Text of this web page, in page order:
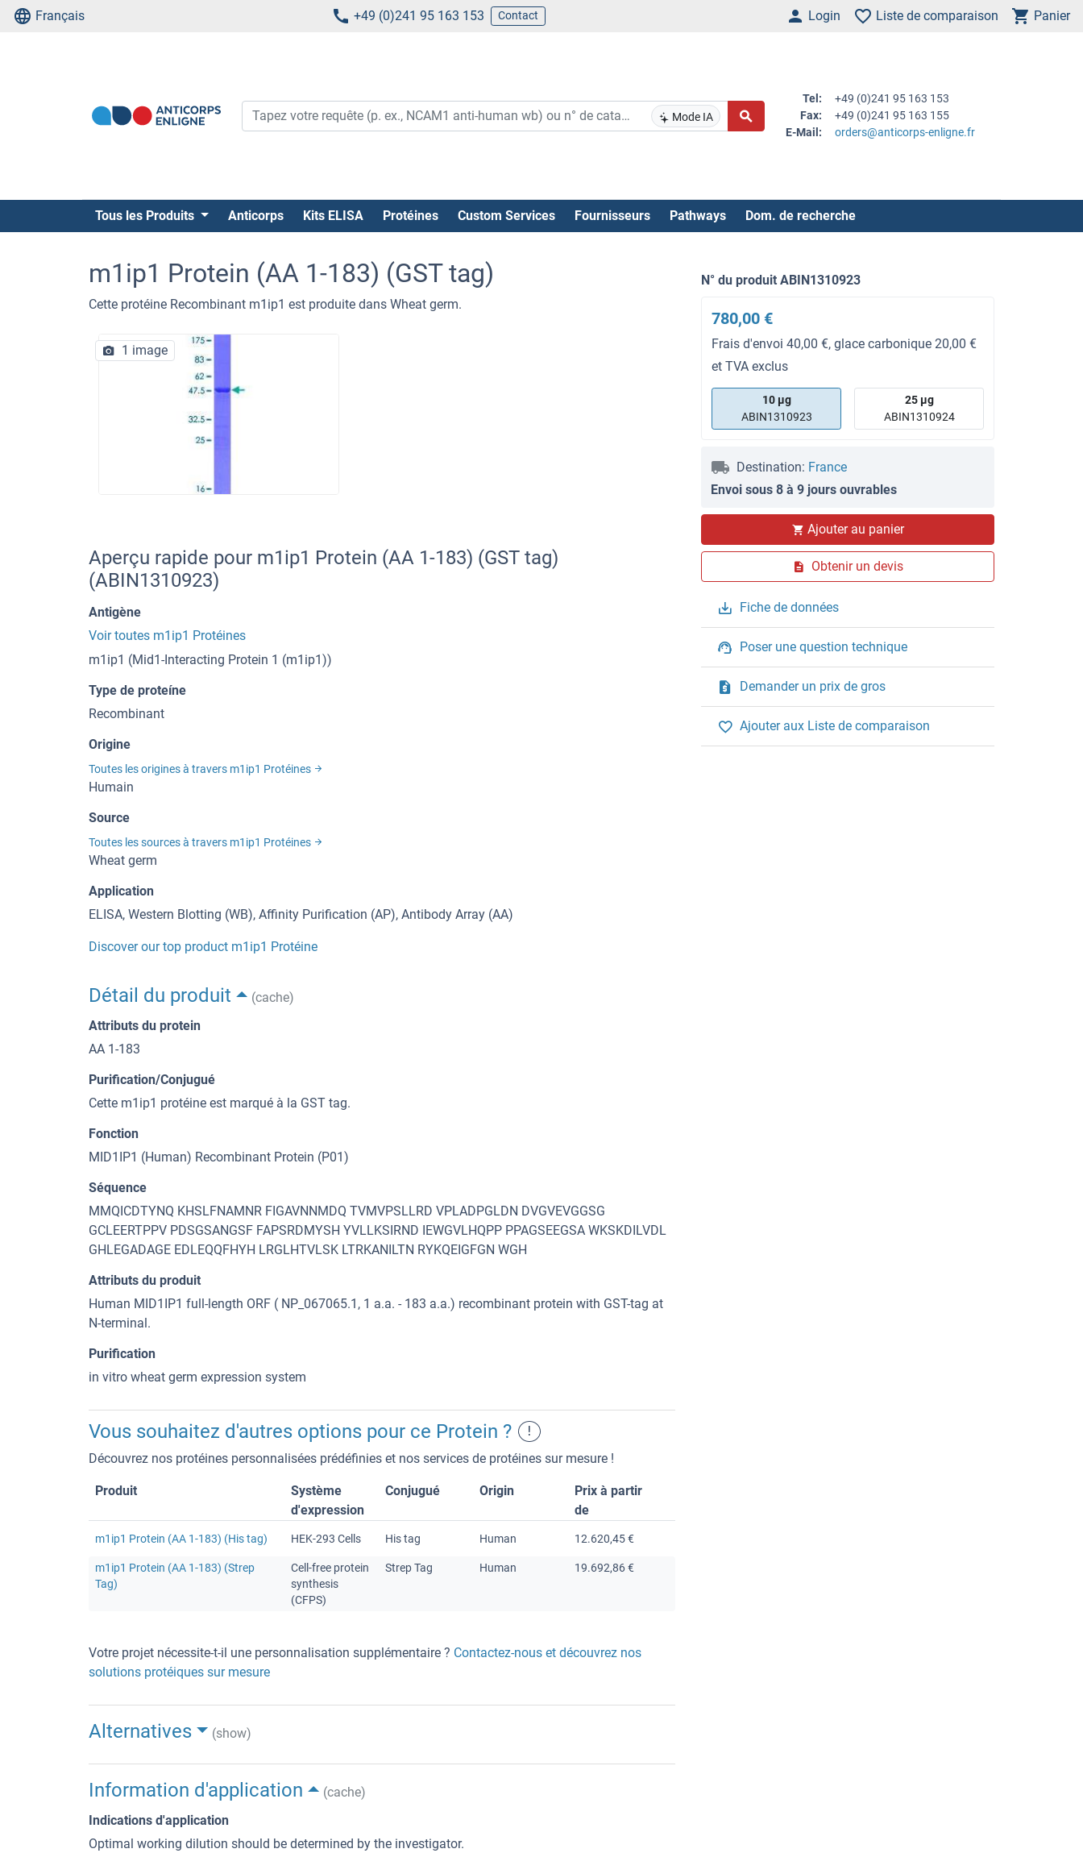
Français +49 (0)241 95 163 153 Contact Login Liste de comparaison Panier
Mode IA
Tel:
+49 (0)241 95 163 153
Fax:
+49 (0)241 95 163 155
E-Mail:
orders@anticorps-enligne.fr
Tous les Produits Anticorps Kits ELISA Protéines Custom Services Fournisseurs Pathways Dom. de recherche
m1ip1 Protein (AA 1-183) (GST tag)
Cette protéine Recombinant m1ip1 est produite dans Wheat germ.
1 image
N° du produit ABIN1310923
780,00 €
Frais d'envoi 40,00 €, glace carbonique 20,00 €
et TVA exclus
10 μg
ABIN1310923
25 μg
ABIN1310924
Destination: France
Envoi sous 8 à 9 jours ouvrables
Ajouter au panier
Obtenir un devis
Fiche de données
Poser une question technique
Demander un prix de gros
Ajouter aux Liste de comparaison
Aperçu rapide pour m1ip1 Protein (AA 1-183) (GST tag)
(ABIN1310923)
Antigène
Voir toutes m1ip1 Protéines
m1ip1 (Mid1-Interacting Protein 1 (m1ip1))
Type de proteíne
Recombinant
Origine
Toutes les origines à travers m1ip1 Protéines
Humain
Source
Toutes les sources à travers m1ip1 Protéines
Wheat germ
Application
ELISA, Western Blotting (WB), Affinity Purification (AP), Antibody Array (AA)
Discover our top product m1ip1 Protéine
Détail du produit
(cache)
Attributs du protein
AA 1-183
Purification/Conjugué
Cette m1ip1 protéine est marqué à la GST tag.
Fonction
MID1IP1 (Human) Recombinant Protein (P01)
Séquence
MMQICDTYNQ KHSLFNAMNR FIGAVNNMDQ TVMVPSLLRD VPLADPGLDN DVGVEVGGSG
GCLEERTPPV PDSGSANGSF FAPSRDMYSH YVLLKSIRND IEWGVLHQPP PPAGSEEGSA WKSKDILVDL
GHLEGADAGE EDLEQQFHYH LRGLHTVLSK LTRKANILTN RYKQEIGFGN WGH
Attributs du produit
Human MID1IP1 full-length ORF ( NP_067065.1, 1 a.a. - 183 a.a.) recombinant protein with GST-tag at
N-terminal.
Purification
in vitro wheat germ expression system
Vous souhaitez d'autres options pour ce Protein ?
!
Découvrez nos protéines personnalisées prédéfinies et nos services de protéines sur mesure !
Produit
Système
d'expression
Conjugué Origin
Prix à partir
de
m1ip1 Protein (AA 1-183) (His tag) HEK-293 Cells His tag Human 12.620,45 €
m1ip1 Protein (AA 1-183) (Strep
Tag)
Cell-free protein
synthesis
(CFPS)
Strep Tag Human 19.692,86 €
Votre projet nécessite-t-il une personnalisation supplémentaire ? Contactez-nous et découvrez nos
solutions protéiques sur mesure
Alternatives (show)
Information d'application
(cache)
Indications d'application
Optimal working dilution should be determined by the investigator.